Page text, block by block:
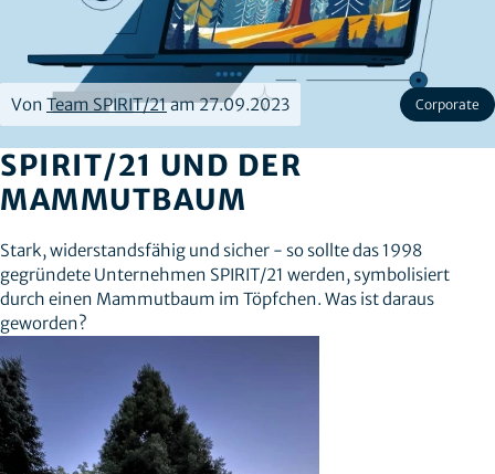
Von Team SPIRIT/21am 27.09.2023 Corporate
SPIRIT/21 UND DER
MAMMUTBAUM
Stark, widerstandsfähig und sicher - so sollte das 1998
gegründete Unternehmen SPIRIT/21 werden, symbolisiert
durch einen Mammutbaum im Töpfchen. Was ist daraus
geworden?